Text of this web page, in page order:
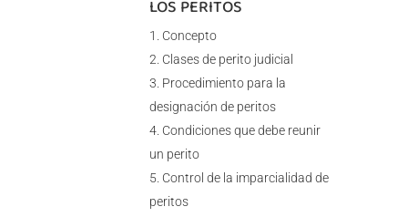
LOS PERITOS
Concepto
Clases de perito judicial
Procedimiento para la
designación de peritos
Condiciones que debe reunir
un perito
Control de la imparcialidad de
peritos